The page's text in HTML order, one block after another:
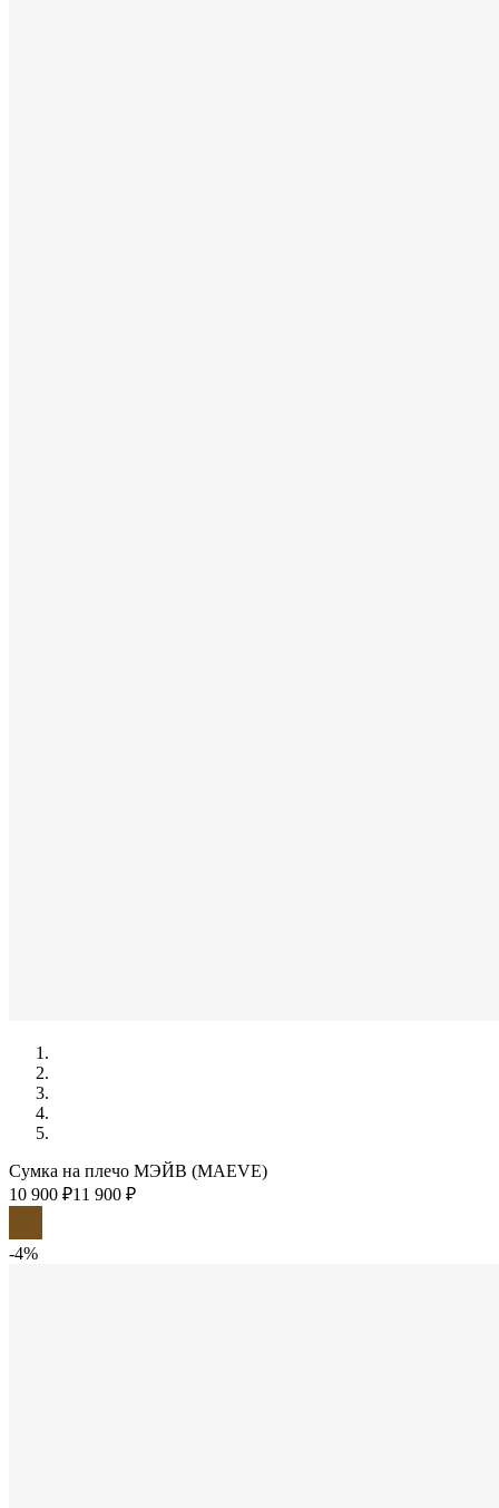
Сумка на плечо МЭЙВ (MAEVE)
10 900 ₽11 900 ₽
-4%